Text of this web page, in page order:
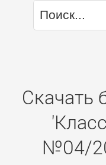
Скачать
№04/